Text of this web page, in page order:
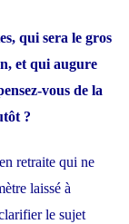
qui sera le gros
et qui augure
vous de la
?
retraite qui ne
laissé à
le sujet